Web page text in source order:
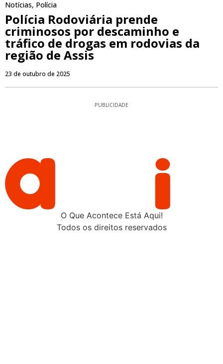
Notícias, Polícia
Polícia Rodoviária prende
criminosos por descaminho e
tráfico de drogas em rodovias da
região de Assis
23 de outubro de 2025
PUBLICIDADE
O Que Acontece Está Aqui!
Todos os direitos reservados